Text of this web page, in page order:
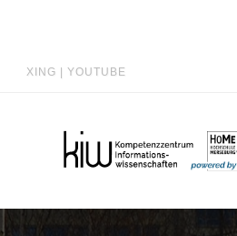
XING YOUTUBE